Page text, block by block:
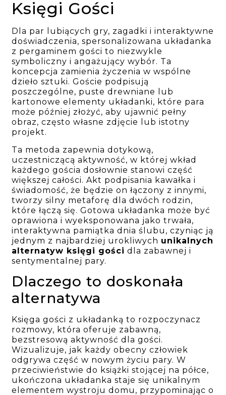
Księgi Gości
Dla par lubiących gry, zagadki i interaktywne
doświadczenia, spersonalizowana układanka
z pergaminem gości to niezwykle
symboliczny i angażujący wybór. Ta
koncepcja zamienia życzenia w wspólne
dzieło sztuki. Goście podpisują
poszczególne, puste drewniane lub
kartonowe elementy układanki, które para
może później złożyć, aby ujawnić pełny
obraz, często własne zdjęcie lub istotny
projekt.
Ta metoda zapewnia dotykową,
uczestniczącą aktywność, w której wkład
każdego gościa dosłownie stanowi część
większej całości. Akt podpisania kawałka i
świadomość, że będzie on łączony z innymi,
tworzy silny metaforę dla dwóch rodzin,
które łączą się. Gotowa układanka może być
oprawiona i wyeksponowana jako trwała,
interaktywna pamiątka dnia ślubu, czyniąc ją
jednym z najbardziej urokliwych unikalnych
alternatyw księgi gości dla zabawnej i
sentymentalnej pary.
Dlaczego to doskonała
alternatywa
Księga gości z układanką to rozpoczynacz
rozmowy, która oferuje zabawną,
bezstresową aktywność dla gości.
Wizualizuje, jak każdy obecny człowiek
odgrywa część w nowym życiu pary. W
przeciwieństwie do książki stojącej na półce,
ukończona układanka staje się unikalnym
elementem wystroju domu, przypominając o